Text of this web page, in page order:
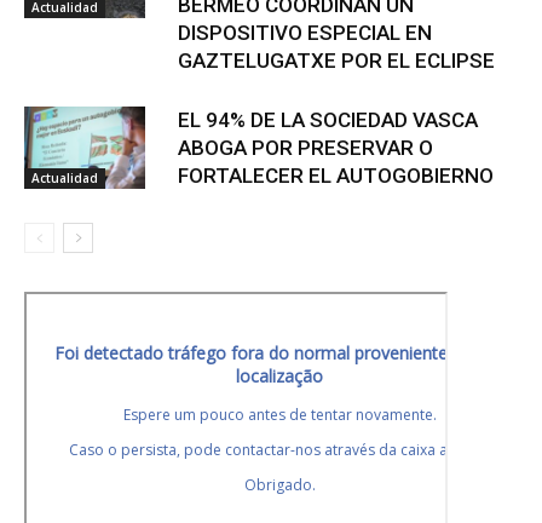
Actualidad
DISPOSITIVO ESPECIAL EN
GAZTELUGATXE POR EL ECLIPSE
Actualidad
EL 94% DE LA SOCIEDAD VASCA
ABOGA POR PRESERVAR O
FORTALECER EL AUTOGOBIERNO